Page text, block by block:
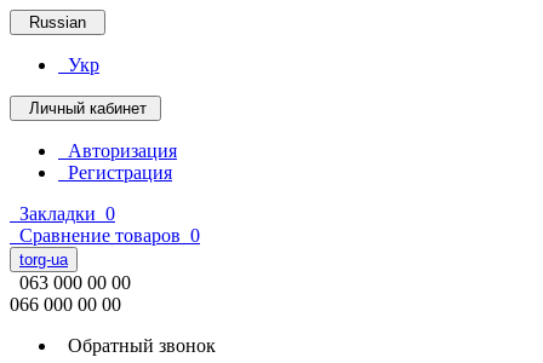
Russian
Укр
Личный кабинет
Авторизация
Регистрация
Закладки 0
Сравнение товаров 0
torg-ua
063 000 00 00
066 000 00 00
Обратный звонок